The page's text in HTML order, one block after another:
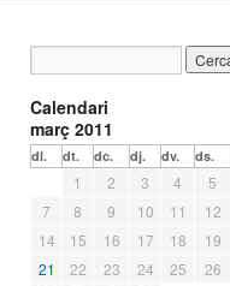
Calendari
març 2011
dl. dt. dc. dj. dv. ds.
1 2 3 4 5
7
8 9 10 11 12
14
15 16 17 18 19
21
22 23 24 25 26